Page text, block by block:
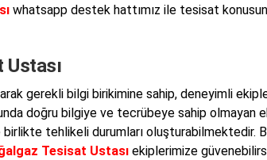
whatsapp destek hattımız ile tesisat
gerekli bilgi birikimine sahip, deneyimli
doğru bilgiye ve tecrübeye sahip olmayan
tehlikeli durumları oluşturabilmektedir.
Tesisat Ustasıekiplerimize